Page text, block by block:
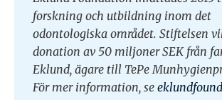
forskning och utbildning inom det
odontologiska området. Stiftelsen
donation av 50 miljoner SEK från
Eklund, ägare till TePe
För mer information, se